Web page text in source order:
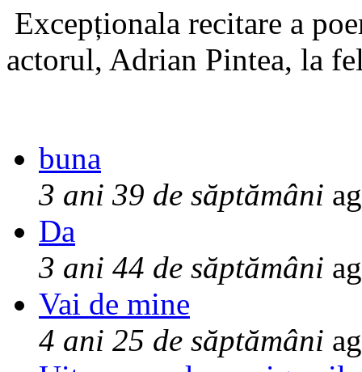
Excepționala recitare a
actorul, Adrian Pintea, la
buna
3 ani 39 de săptămâni
Da
3 ani 44 de săptămâni
Vai de mine
4 ani 25 de săptămâni